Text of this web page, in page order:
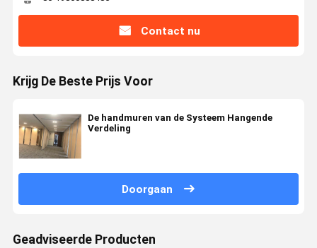
Contact nu
Krijg De Beste Prijs Voor
De handmuren van de Systeem Hangende
Verdeling
Doorgaan
Geadviseerde Producten